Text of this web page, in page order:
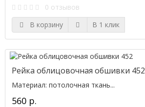
0 отзывов
В корзину
В 1 клик
Рейка облицовочная обшивки 452
Материал: потолочная ткань...
560 р.